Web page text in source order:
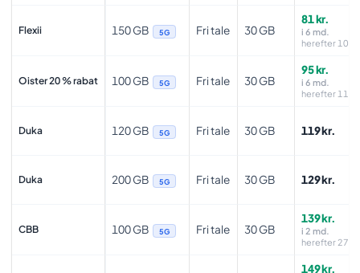
Flexii 150 GB 5G Fri tale 30 GB
81 kr.
i 6 md.
herefter 109
Oister 20 % rabat 100 GB 5G Fri tale 30 GB
95 kr.
i 6 md.
herefter 119
Duka 120 GB 5G Fri tale 30 GB 119 kr.
Duka 200 GB 5G Fri tale 30 GB 129 kr.
CBB 100 GB 5G Fri tale 30 GB
139 kr.
i 2 md.
herefter 279
149 kr.